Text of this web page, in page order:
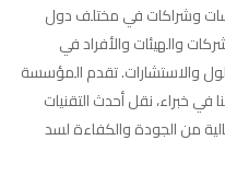
وشراكات في مختلف دول
والهيئات والأفراد في
والاستشارات. تقدم المؤسسة
خبراء، نقل أحدث التقنيات
من الجودة والكفاءة لسد